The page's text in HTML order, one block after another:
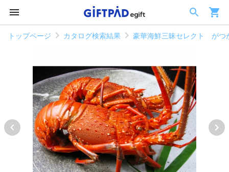
トップページ カタログ検索結果 豪華海鮮三昧セレクト がつ